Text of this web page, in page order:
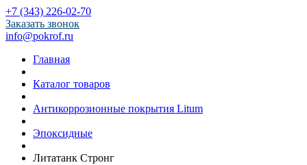
+7 (343) 226-02-70
Заказать звонок
info@pokrof.ru
Главная
Каталог товаров
Антикоррозионные покрытия Litum
Эпоксидные
Литатанк Стронг